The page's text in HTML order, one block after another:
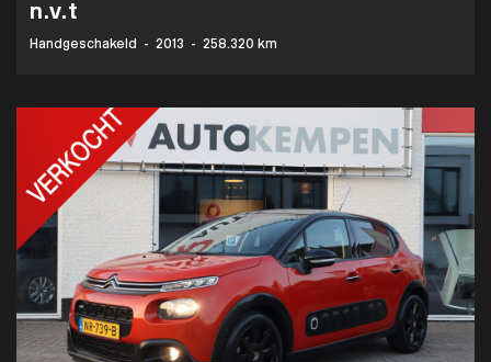
n.v.t
Handgeschakeld - 2013 - 258.320 km